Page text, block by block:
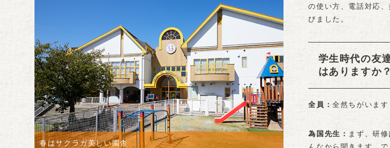
春はサクラガ美しい園舎
の使い方、電話対応
びました。
学生時代の友
はありますか？
全員 全然ちがいます
為国先生
まず、研